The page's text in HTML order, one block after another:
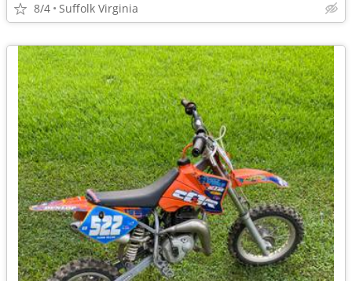
8/4 Suffolk Virginia